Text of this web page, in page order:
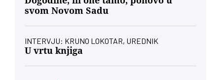
svom Novom Sadu
INTERVJU: KRUNO LOKOTAR, UREDNIK
U vrtu knjiga